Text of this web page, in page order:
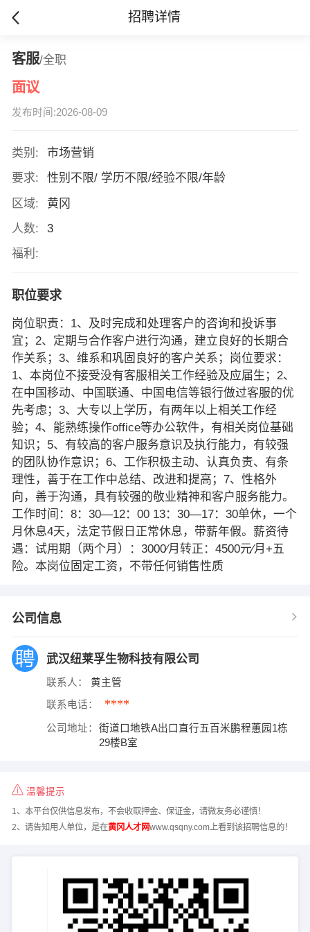
招聘详情
客服/全职
面议
发布时间:2026-08-09
类别:
市场营销
要求:
性别不限/ 学历不限/经验不限/年龄
区域:
黄冈
人数:
3
福利:
职位要求
岗位职责：1、及时完成和处理客户的咨询和投诉事
宜；2、定期与合作客户进行沟通，建立良好的长期合
作关系；3、维系和巩固良好的客户关系；岗位要求：
1、本岗位不接受没有客服相关工作经验及应届生；2、
在中国移动、中国联通、中国电信等银行做过客服的优
先考虑；3、大专以上学历，有两年以上相关工作经
验；4、能熟练操作office等办公软件，有相关岗位基础
知识；5、有较高的客户服务意识及执行能力，有较强
的团队协作意识；6、工作积极主动、认真负责、有条
理性，善于在工作中总结、改进和提高；7、性格外
向，善于沟通，具有较强的敬业精神和客户服务能力。
工作时间：8：30—12：00 13：30—17：30单休，一个
月休息4天，法定节假日正常休息，带薪年假。薪资待
遇：试用期（两个月）：3000∕月转正：4500元∕月+五
险。本岗位固定工资，不带任何销售性质
公司信息
武汉纽莱孚生物科技有限公司
联系人： 黄主管
联系电话： ****
公司地址：
街道口地铁A出口直行五百米鹏程蕙园1栋
29楼B室
温馨提示
1、本平台仅供信息发布，不会收取押金、保证金，请微友务必谨慎！
2、请告知用人单位，是在黄冈人才网www.qsqny.com上看到该招聘信息的！